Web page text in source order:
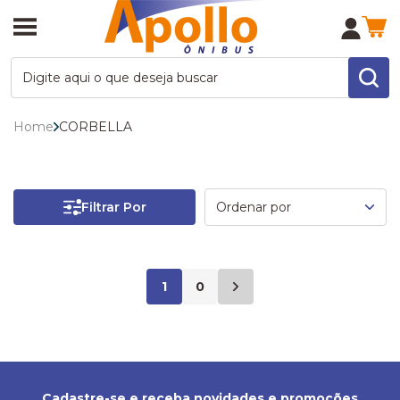
Home CORBELLA
Filtrar Por
1 0